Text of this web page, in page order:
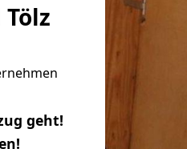
geht!